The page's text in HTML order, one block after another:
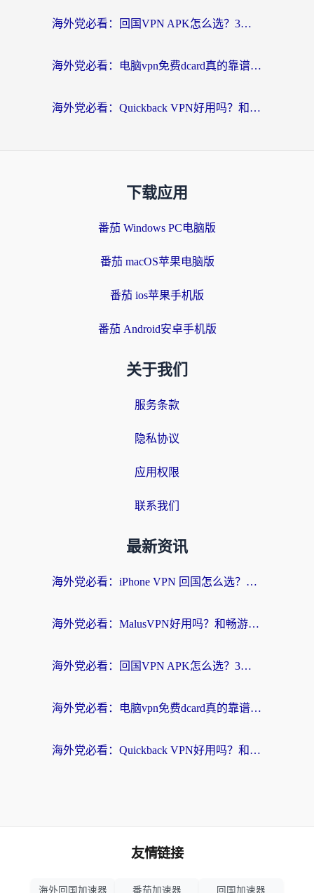
海外党必看：回国VPN APK怎么选？3步教你无缝刷国内剧玩国服
海外党必看：电脑vpn免费dcard真的靠谱吗？教你选对回国加速器无缝访问国内资源
海外党必看：Quickback VPN好用吗？和小黑牛VPN对比哪个回国效果更好？附真实体验+避坑指南
下载应用
番茄 Windows PC电脑版
番茄 macOS苹果电脑版
番茄 ios苹果手机版
番茄 Android安卓手机版
关于我们
服务条款
隐私协议
应用权限
联系我们
最新资讯
海外党必看：iPhone VPN 回国怎么选？一篇搞定无缝访问国内资源
海外党必看：MalusVPN好用吗？和畅游VPN对比哪个回国效果更好？附穿梭飞鱼神龟真实体验
海外党必看：回国VPN APK怎么选？3步教你无缝刷国内剧玩国服
海外党必看：电脑vpn免费dcard真的靠谱吗？教你选对回国加速器无缝访问国内资源
海外党必看：Quickback VPN好用吗？和小黑牛VPN对比哪个回国效果更好？附真实体验+避坑指南
友情链接
海外回国加速器 番茄加速器 回国加速器